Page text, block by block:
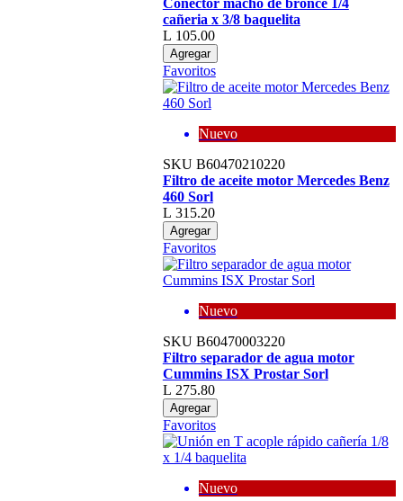
Conector macho de bronce 1/4
cañeria x 3/8 baquelita
L 105.00
Agregar
Favoritos
Nuevo
SKU B60470210220
Filtro de aceite motor Mercedes Benz
460 Sorl
L 315.20
Agregar
Favoritos
Nuevo
SKU B60470003220
Filtro separador de agua motor
Cummins ISX Prostar Sorl
L 275.80
Agregar
Favoritos
Nuevo